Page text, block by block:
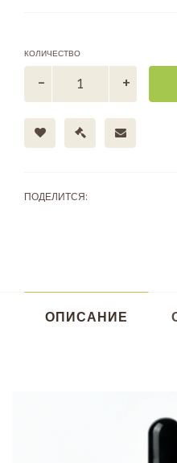
КОЛИЧЕСТВО
ПОДЕЛИТСЯ:
ОПИСАНИЕ